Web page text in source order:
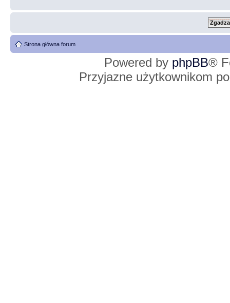
Strona główna forum
Powered by phpBB®
Przyjazne użytkownikom